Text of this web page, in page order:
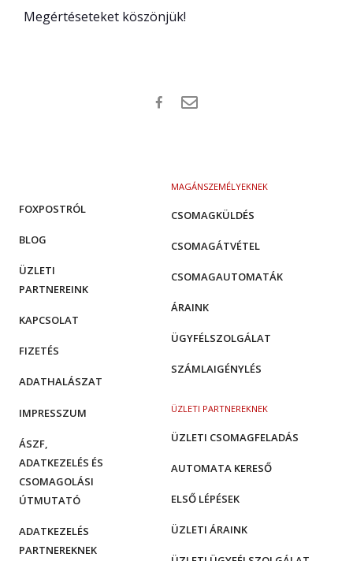
Megértéseteket köszönjük!
MAGÁNSZEMÉLYEKNEK
CSOMAGKÜLDÉS
CSOMAGÁTVÉTEL
CSOMAGAUTOMATÁK
ÁRAINK
ÜGYFÉLSZOLGÁLAT
SZÁMLAIGÉNYLÉS
ÜZLETI PARTNEREKNEK
ÜZLETI CSOMAGFELADÁS
AUTOMATA KERESŐ
ELSŐ LÉPÉSEK
ÜZLETI ÁRAINK
FOXPOSTRÓL
BLOG
ÜZLETI
PARTNEREINK
KAPCSOLAT
FIZETÉS
ADATHALÁSZAT
IMPRESSZUM
ÁSZF,
ADATKEZELÉS ÉS
CSOMAGOLÁSI
ÚTMUTATÓ
ADATKEZELÉS
PARTNEREKNEK